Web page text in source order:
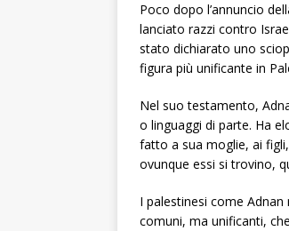
Poco dopo l’annuncio
lanciato razzi contro
stato dichiarato uno
figura più unificante in
Nel suo testamento,
o linguaggi di parte. Ha
fatto a sua moglie, ai
ovunque essi si trovino,
I palestinesi come
comuni, ma unificanti,